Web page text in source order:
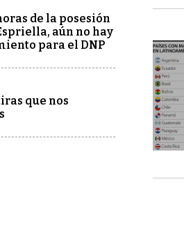
de la posesión
aún no hay
para el DNP
que nos